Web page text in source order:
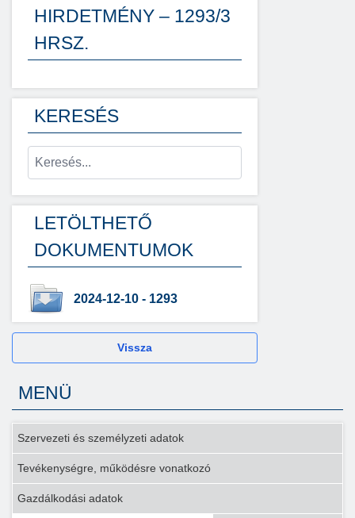
HIRDETMÉNY – 1293/3
HRSZ.
KERESÉS
LETÖLTHETŐ
DOKUMENTUMOK
2024-12-10 - 1293
Vissza
MENÜ
Szervezeti és személyzeti adatok
Tevékenységre, működésre vonatkozó
Gazdálkodási adatok